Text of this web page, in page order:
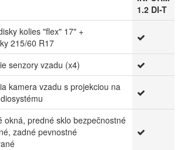
1.2 DI-T
kolies "flex" 17" +
215/60 R17
senzory vzadu (x4)
kamera vzadu s projekciou na
okná, predné sklo bezpečnostné
zadné pevnostné